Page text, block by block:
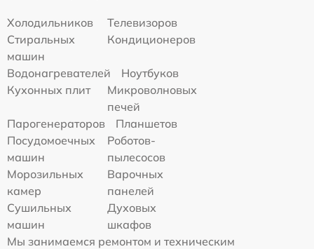
Холодильников
Телевизоров
Стиральных
машин
Кондиционеров
Водонагревателей
Ноутбуков
Кухонных плит
Микроволновых
печей
Парогенераторов
Планшетов
Посудомоечных
машин
Роботов-
пылесосов
Морозильных
камер
Варочных
панелей
Сушильных
машин
Духовых
шкафов
Мы занимаемся ремонтом и техническим